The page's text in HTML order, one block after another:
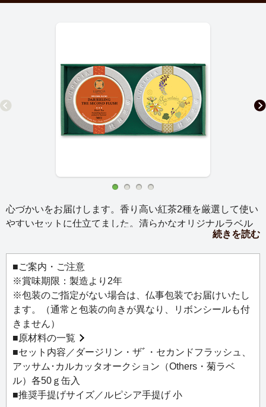
心づかいをお届けします。香り高い紅茶2種を厳選して使い
やすいセットに仕立てました。清らかなオリジナルラベル
続きを読む
■ご案内・ご注意
※賞味期限：製造より2年
※包装のご指定がない場合は、仏事包装でお届けいたし
ます。（通常と包装の向きが異なり、リボンシールも付
きません）
■原材料の一覧
■セット内容／ダージリン・ザﾞ・セカンドフラッシュ、
アッサム･カルカッタオークション（Others・菊ラベ
ル）各50ｇ缶入
■推奨手提げサイズ／ルピシア手提げ 小